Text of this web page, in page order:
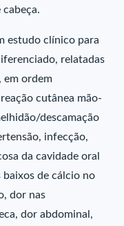
estudo clínico para
relatadas
em ordem
cutânea mão-
descamação
infecção,
da cavidade oral
baixos de cálcio no
dor nas
dor abdominal,